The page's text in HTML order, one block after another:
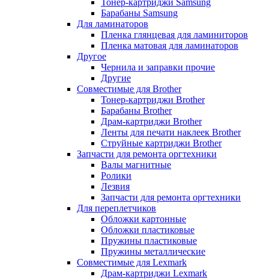
Тонер-картриджи Samsung
Барабаны Samsung
Для ламинаторов
Пленка глянцевая для ламиниторов
Пленка матовая для ламинаторов
Другое
Чернила и заправки прочие
Другие
Совместимые для Brother
Тонер-картриджи Brother
Барабаны Brother
Драм-картриджи Brother
Ленты для печати наклеек Brother
Струйные картриджи Brother
Запчасти для ремонта оргтехники
Валы магнитные
Ролики
Лезвия
Запчасти для ремонта оргтехники
Для переплетчиков
Обложки картонные
Обложки пластиковые
Пружины пластиковые
Пружины металлические
Совместимые для Lexmark
Драм-картриджи Lexmark